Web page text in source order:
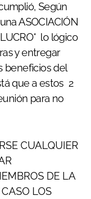
Según
ASOCIACIÓN
lo lógico
y entregar
beneficios del
que a estos 2
para no
CUALQUIER
DE LA
LOS